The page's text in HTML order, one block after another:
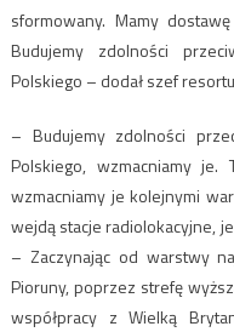
sformowany. Mamy
Budujemy zdolności
Polskiego – dodał szef
– Budujemy zdolności
Polskiego, wzmacniamy
wzmacniamy je kolejnymi
wejdą stacje radiolokacyjne,
– Zaczynając od warstwy
Pioruny, poprzez strefę
współpracy z Wielką